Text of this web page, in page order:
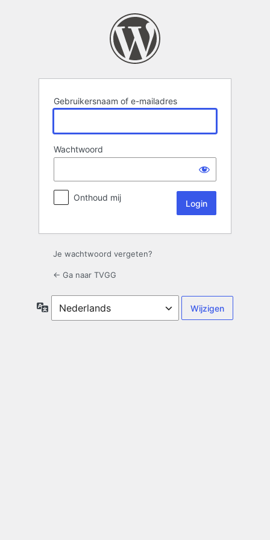
Gebruikersnaam of e-mailadres
Wachtwoord
Onthoud mij
Je wachtwoord vergeten?
← Ga naar TVGG
Taal